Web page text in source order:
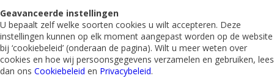
Geavanceerde instellingen
U bepaalt zelf welke soorten cookies u wilt accepteren. Deze
instellingen kunnen op elk moment aangepast worden op de website
bij ‘cookiebeleid’ (onderaan de pagina). Wilt u meer weten over
cookies en hoe wij persoonsgegevens verzamelen en gebruiken, lees
dan ons Cookiebeleid en Privacybeleid.